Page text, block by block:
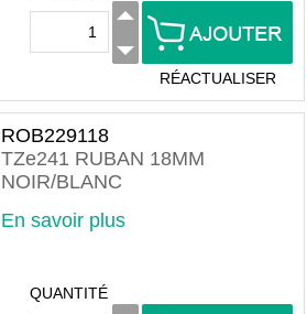
RÉACTUALISER
ROB229118
TZe241 RUBAN 18MM
NOIR/BLANC
En savoir plus
QUANTITÉ